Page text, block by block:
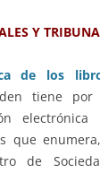
Y
de los
tiene por
que
de